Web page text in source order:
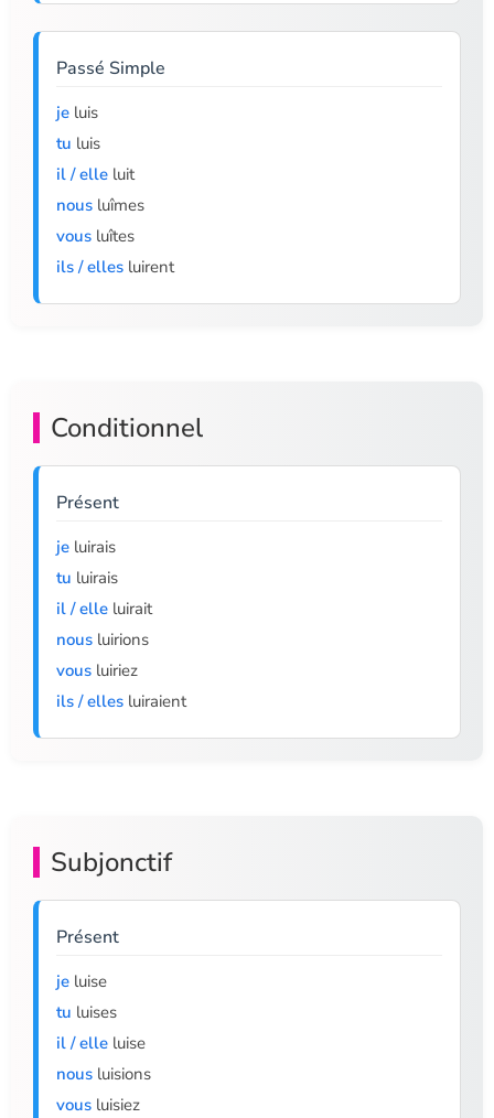
Passé Simple
je luis
tu luis
il / elle luit
nous luîmes
vous luîtes
ils / elles luirent
Conditionnel
Présent
je luirais
tu luirais
il / elle luirait
nous luirions
vous luiriez
ils / elles luiraient
Subjonctif
Présent
je luise
tu luises
il / elle luise
nous luisions
vous luisiez